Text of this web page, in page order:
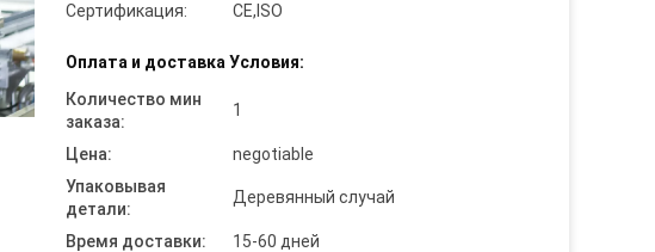
Сертификация: CE,ISO
Оплата и доставка Условия:
Количество мин
заказа:
1
Цена:
negotiable
Упаковывая
детали:
Деревянный случай
Время доставки:
15-60 дней